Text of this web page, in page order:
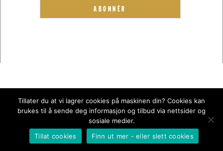
Fotograf: Haakon Nordvik
Tillater du at vi lagrer cookies på maskinen din? Cookies kan
brukes til å sende deg informasjon og tilbud via nettsider og
sosiale medier.
Tillat cookies
Finn ut mer - eller slett cookies